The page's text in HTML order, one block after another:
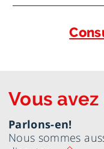
Vous
Parlons-en!
Nous sommes